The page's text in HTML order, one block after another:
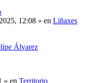
12:08 » en Liñaxes
Álvarez
» en Territorio